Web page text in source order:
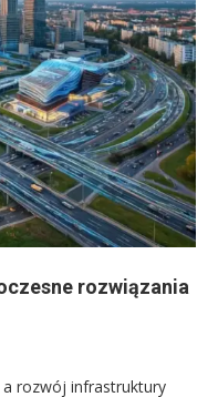
rozwiązania
a rozwój infrastruktury